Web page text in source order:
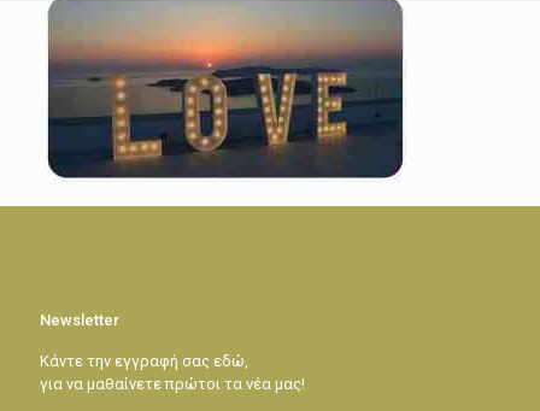
Newsletter
Κάντε την εγγραφή σας εδώ,
για να μαθαίνετε πρώτοι τα νέα μας!